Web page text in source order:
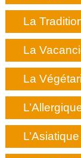
La
La
La
L’Asiatique